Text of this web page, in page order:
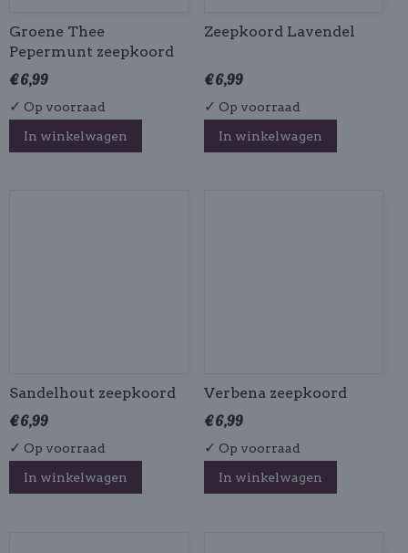
Groene Thee
Pepermunt zeepkoord
€ 6,99
✓ Op voorraad
In winkelwagen
Zeepkoord Lavendel
€ 6,99
✓ Op voorraad
In winkelwagen
Sandelhout zeepkoord
€ 6,99
✓ Op voorraad
In winkelwagen
Verbena zeepkoord
€ 6,99
✓ Op voorraad
In winkelwagen